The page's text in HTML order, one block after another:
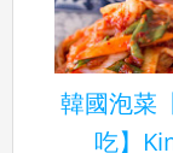
韓國泡菜
吃】